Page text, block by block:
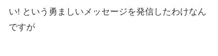
い! という勇ましいメッセージを発信したわけなん
ですが